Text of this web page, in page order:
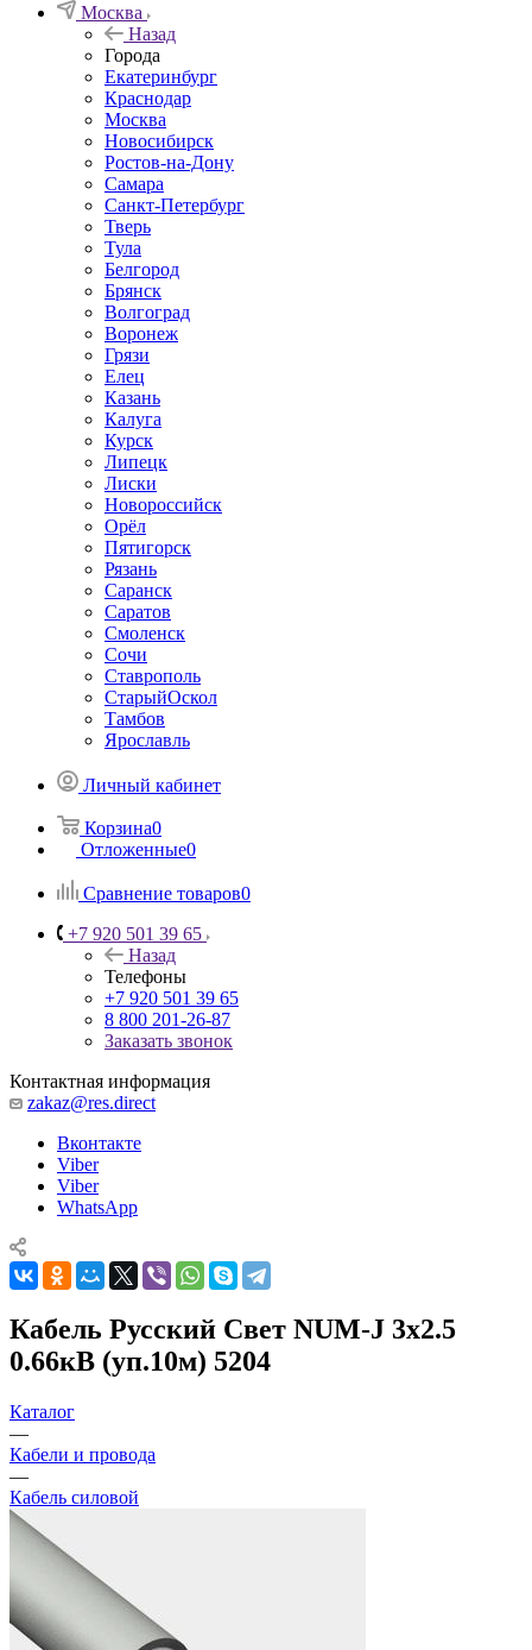
Москва
Назад
Города
Екатеринбург
Краснодар
Москва
Новосибирск
Ростов-на-Дону
Самара
Санкт-Петербург
Тверь
Тула
Белгород
Брянск
Волгоград
Воронеж
Грязи
Елец
Казань
Калуга
Курск
Липецк
Лиски
Новороссийск
Орёл
Пятигорск
Рязань
Саранск
Саратов
Смоленск
Сочи
Ставрополь
СтарыйОскол
Тамбов
Ярославль
Личный кабинет
Корзина0
Отложенные0
Сравнение товаров0
+7 920 501 39 65
Назад
Телефоны
+7 920 501 39 65
8 800 201-26-87
Заказать звонок
Контактная информация
zakaz@res.direct
Вконтакте
Viber
Viber
WhatsApp
Кабель Русский Свет NUM-J 3х2.5
0.66кВ (уп.10м) 5204
Каталог
—
Кабели и провода
—
Кабель силовой